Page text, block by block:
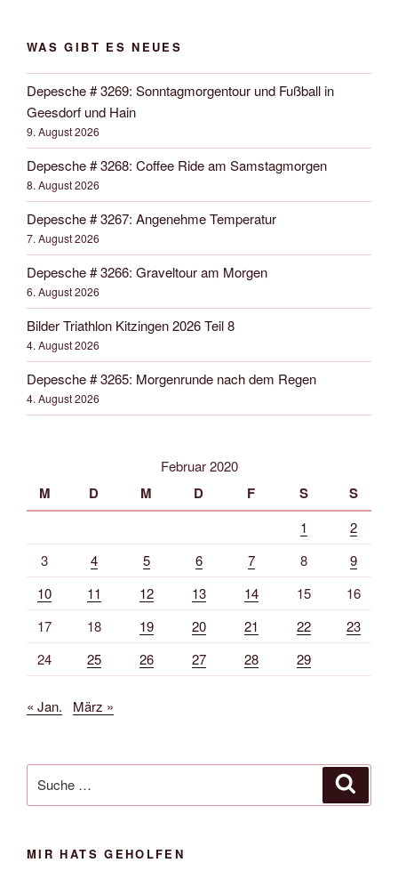
WAS GIBT ES NEUES
Depesche # 3269: Sonntagmorgentour und Fußball in
Geesdorf und Hain
9. August 2026
Depesche # 3268: Coffee Ride am Samstagmorgen
8. August 2026
Depesche # 3267: Angenehme Temperatur
7. August 2026
Depesche # 3266: Graveltour am Morgen
6. August 2026
Bilder Triathlon Kitzingen 2026 Teil 8
4. August 2026
Depesche # 3265: Morgenrunde nach dem Regen
4. August 2026
Februar 2020
M D M D F S S
1
2
3
4 5 6 7 8
9
10
11 12 13 14 15
16
17
18 19 20 21 22
23
24
25 26 27 28 29
« Jan. März »
nach:
MIR HATS GEHOLFEN